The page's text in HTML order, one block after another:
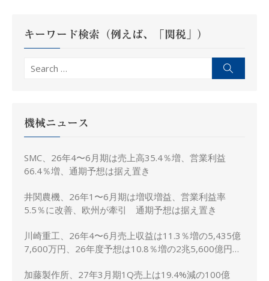
キーワード検索（例えば、「関税」）
Search
機械ニュース
SMC、26年4〜6月期は売上高35.4％増、営業利益
66.4％増、通期予想は据え置き
井関農機、26年1〜6月期は増収増益、営業利益率
5.5％に改善、欧州が牽引 通期予想は据え置き
川崎重工、26年4〜6月売上収益は11.3％増の5,435億
7,600万円、26年度予想は10.8％増の2兆5,600億円に
加藤製作所、27年3月期1Q売上は19.4%減の100億